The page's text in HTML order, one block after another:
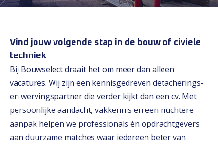
Vind jouw volgende stap in de bouw of civiele
techniek
Bij Bouwselect draait het om meer dan alleen
vacatures. Wij zijn een kennisgedreven detacherings-
en wervingspartner die verder kijkt dan een cv. Met
persoonlijke aandacht, vakkennis en een nuchtere
aanpak helpen we professionals én opdrachtgevers
aan duurzame matches waar iedereen beter van